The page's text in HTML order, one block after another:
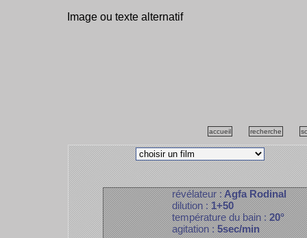
Image ou texte alternatif
accueil recherche
révélateur :Agfa Rodinal
dilution :1+50
température du bain :20°
agitation :5sec/min